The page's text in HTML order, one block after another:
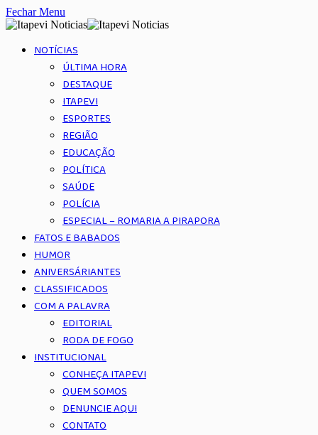
Fechar Menu
NOTÍCIAS
ÚLTIMA HORA
DESTAQUE
ITAPEVI
ESPORTES
REGIÃO
EDUCAÇÃO
POLÍTICA
SAÚDE
POLÍCIA
ESPECIAL – ROMARIA A PIRAPORA
FATOS E BABADOS
HUMOR
ANIVERSÁRIANTES
CLASSIFICADOS
COM A PALAVRA
EDITORIAL
RODA DE FOGO
INSTITUCIONAL
CONHEÇA ITAPEVI
QUEM SOMOS
DENUNCIE AQUI
CONTATO